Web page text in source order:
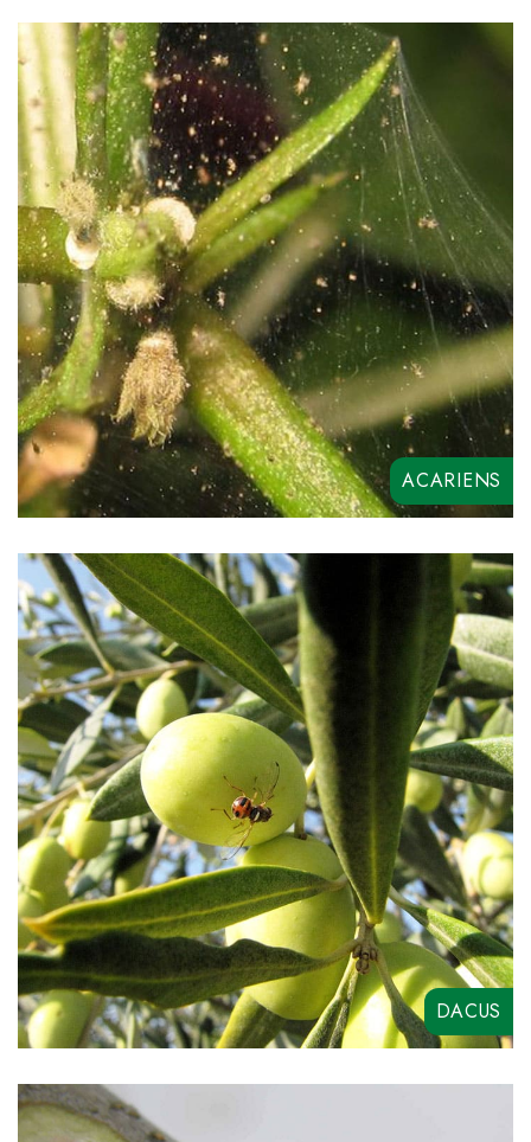
VALMEC FLASH EVO
ACARIENS
SYNCHRO
DACUS